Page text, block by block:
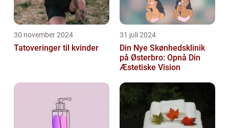
30 november 2024
Tatoveringer til kvinder
31 juli 2024
Din Nye Skønhedsklinik
på Østerbro: Opnå Din
Æstetiske Vision